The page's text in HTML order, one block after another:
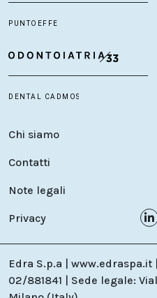
Chi siamo
Contatti
Note legali
Privacy
Edra S.p.a | www.edraspa.it
02/881841 | Sede legale: